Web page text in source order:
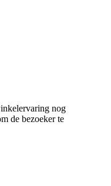
nog
de bezoeker te